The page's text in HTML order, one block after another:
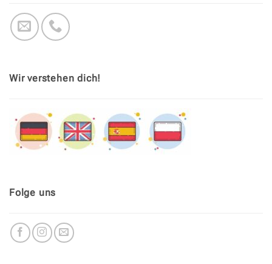
Wir verstehen dich!
Folge uns